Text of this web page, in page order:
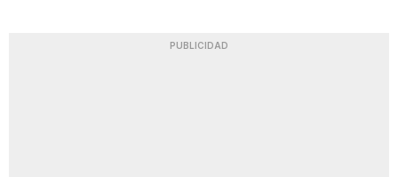
PUBLICIDAD